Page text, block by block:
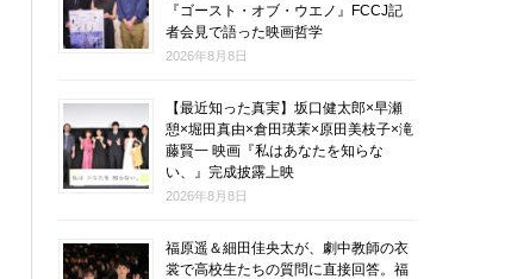
『ゴースト・オブ・ウエノ』FCCJ記
者会見で語った映画哲学
2026年8月8日
【最近知った真実】坂口健太郎×早瀬
憩×堀田真由×倉田瑛茉×原田美枝子×滝
藤賢一 映画『私はあなたを知らな
い、』完成披露上映
2026年8月8日
福原遥＆細田佳央太が、劇中教師の衣
裳で高校生たちの質問に直接回答。福